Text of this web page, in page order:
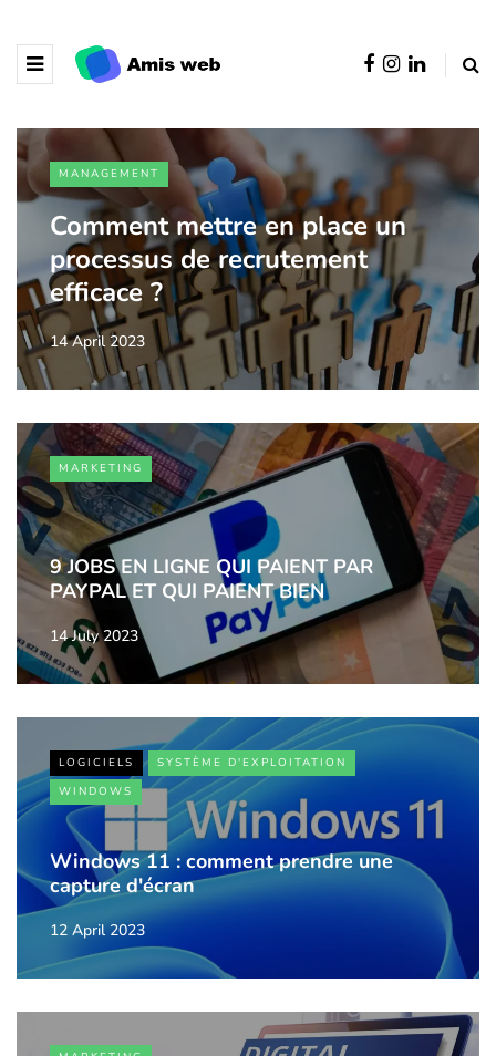
MANAGEMENT
Comment mettre en place un
processus de recrutement
efficace ?
14 April 2023
MARKETING
9 JOBS EN LIGNE QUI PAIENT PAR
PAYPAL ET QUI PAIENT BIEN
14 July 2023
LOGICIELS
SYSTÈME D'EXPLOITATION
WINDOWS
Windows 11 : comment prendre une
capture d'écran
12 April 2023